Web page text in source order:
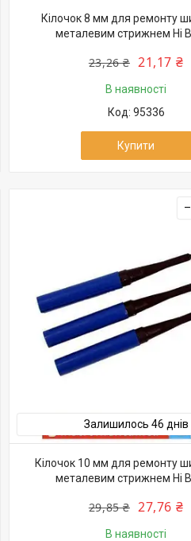
Кілочок 8 мм для ремонту
металевим стрижнем Hi
23,26 ₴ 21,17 ₴
В наявності
95336
Купити
Залишилось 46 днів
Кілочок 10 мм для ремонту
металевим стрижнем Hi
29,85 ₴ 27,76 ₴
В наявності